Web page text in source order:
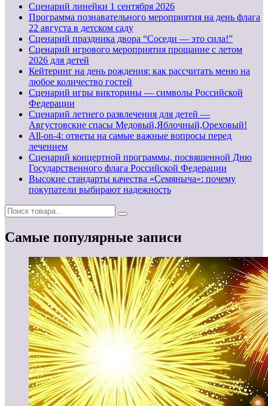
Cценарий линейки 1 сентября 2026
Программа познавательного мероприятия на день флага
22 августа в детском саду
Сценарий праздника двора “Соседи — это сила!”
Сценарий игрового мероприятия прощание с летом
2026 для детей
Кейтеринг на день рождения: как рассчитать меню на
любое количество гостей
Сценарий игры викторины — символы Российской
Федерации
Сценарий летнего развлечения для детей —
Августовские спасы Медовый,Яблочный,Ореховый!
All-on-4: ответы на самые важные вопросы перед
лечением
Сценарий концертной программы, посвященной Дню
Государственного флага Российской Федерации
Высокие стандарты качества «Семяныча»: почему
покупатели выбирают надежность
Самые популярные записи